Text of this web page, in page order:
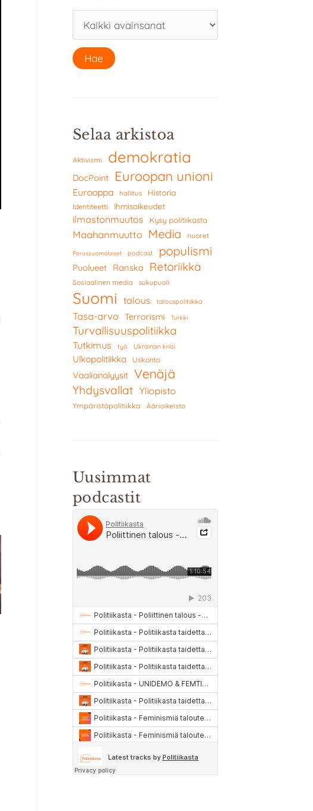
Selaa arkistoa
Aktivismi demokratia
DocPoint Euroopan unioni
Eurooppa hallitus Historia
Identiteetti Ihmisoikeudet
ilmastonmuutos Kysy politiikasta
Maahanmuutto Media nuoret
Perussuomalaiset podcast populismi
Puolueet Ranska Retoriikka
Sosiaalinen media sukupuoli
Suomi talous talouspolitiikka
Tasa-arvo Terrorismi Turkki
Turvallisuuspolitiikka
Tutkimus työ Ukrainan kriisi
Ulkopolitiikka Uskonto
Vaalianalyysit Venäjä
Yhdysvallat Yliopisto
Ympäristöpolitiikka Äärioikeisto
Uusimmat
podcastit